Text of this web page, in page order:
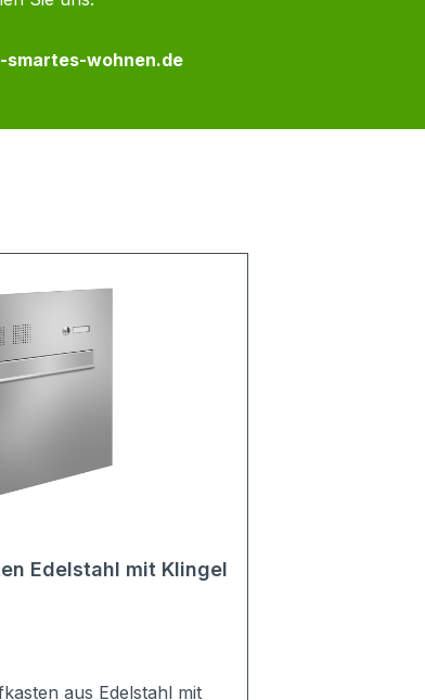
wohnen.de
Edelstahl mit Klingel
aus Edelstahl mit